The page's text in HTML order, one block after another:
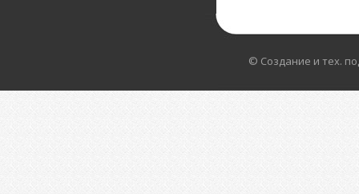
© Создание и тех.